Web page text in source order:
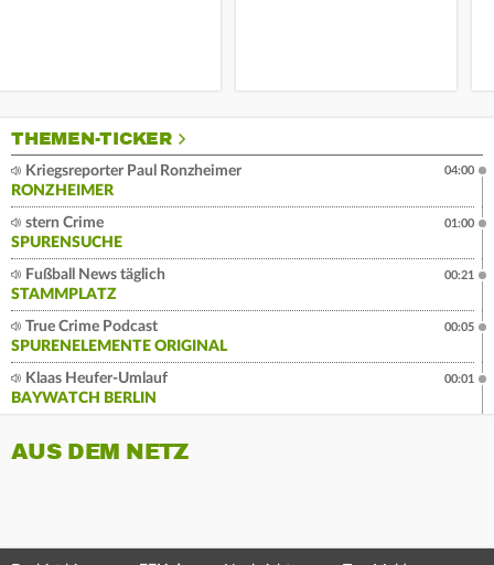
THEMEN-TICKER
Kriegsreporter Paul Ronzheimer
RONZHEIMER
04:00
stern Crime
SPURENSUCHE
01:00
Fußball News täglich
STAMMPLATZ
00:21
True Crime Podcast
SPURENELEMENTE ORIGINAL
00:05
Klaas Heufer-Umlauf
BAYWATCH BERLIN
00:01
AUS DEM NETZ